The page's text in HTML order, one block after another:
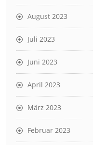
August 2023
Juli 2023
Juni 2023
April 2023
März 2023
Februar 2023